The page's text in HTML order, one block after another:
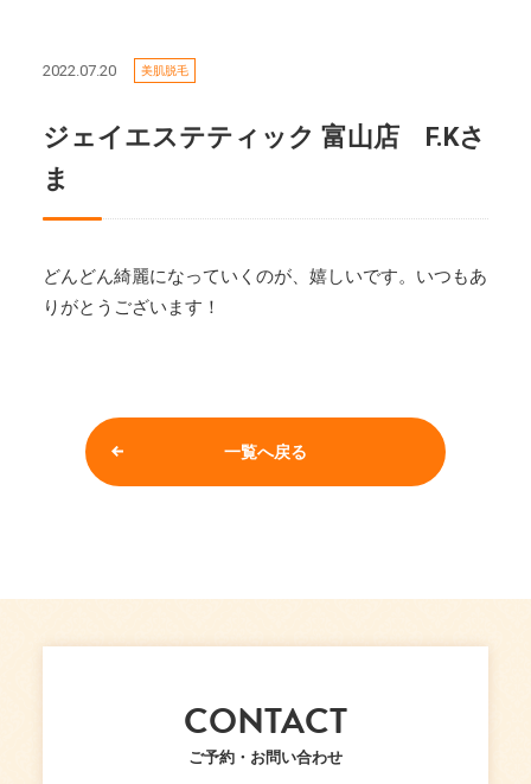
2022.07.20 美肌脱毛
ジェイエステティック 富山店 F.Kさ
ま
どんどん綺麗になっていくのが、嬉しいです。いつもあ
りがとうございます！
一覧へ戻る
CONTACT
ご予約・お問い合わせ